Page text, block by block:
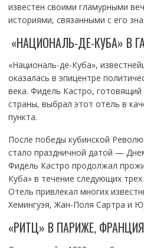
известен своими гламурными
историями, связанными с его
«НАЦИОНАЛЬ-ДЕ-КУБА» В
«Националь-де-Куба»,
оказалась в эпицентре
века. Фидель Кастро,
страны, выбрал этот отель в
пункта.
После победы кубинской
стало праздничной датой —
Фидель Кастро продолжал
Куба» в течение следующих
Отель привлекал многих
Хемингуэя, Жан-Поля Сартра и
«РИТЦ» В ПАРИЖЕ, ФРАНЦИЯ